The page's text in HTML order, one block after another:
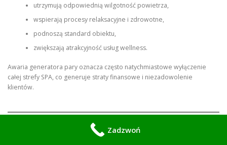
utrzymują odpowiednią wilgotność powietrza,
wspierają procesy relaksacyjne i zdrowotne,
podnoszą standard obiektu,
zwiększają atrakcyjność usług wellness.
Awaria generatora pary oznacza często natychmiastowe wyłączenie
całej strefy SPA, co generuje straty finansowe i niezadowolenie
klientów.
Jak Działa Generator Pary?
Zadzwoń